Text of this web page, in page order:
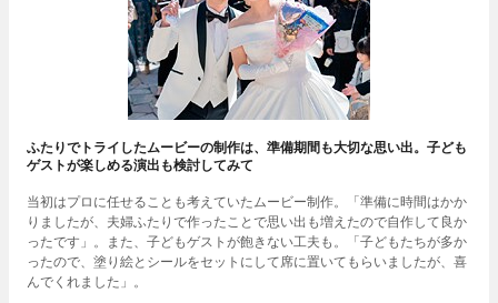
ふたりでトライしたムービーの制作は、準備期間も大切な思い出。子ども
ゲストが楽しめる演出も検討してみて
当初はプロに任せることも考えていたムービー制作。「準備に時間はかか
りましたが、夫婦ふたりで作ったことで思い出も増えたので自作して良か
ったです」。また、子どもゲストが飽きない工夫も。「子どもたちが多か
ったので、塗り絵とシールをセットにして席に置いてもらいましたが、喜
んでくれました」。